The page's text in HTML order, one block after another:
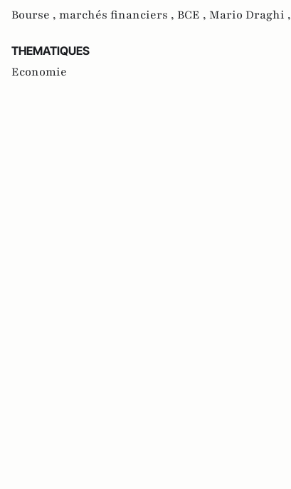
Bourse , marchés financiers , BCE , Mario Draghi ,
THEMATIQUES
Economie